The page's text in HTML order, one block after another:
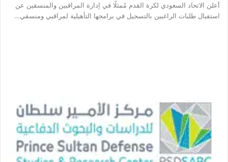
أعلن الاتحاد السعودي لكرة القدم مُمثلًا في إدارة المراقبين والمنسقين عن
استقبال طلبات الراغبين بالتسجيل في برامجها التأهيلية لمراقبي ومنسقي…